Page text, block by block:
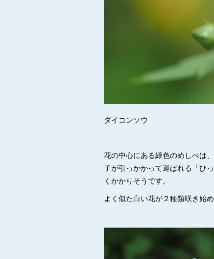
ダイコンソウ
花の中心にある緑色のめしべは
子が引っかかって運ばれる「ひ
くかかりそうです。
よく似た白い花が２種類咲き始